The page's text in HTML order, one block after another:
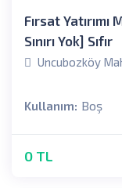
Fırsat
Sınırı Yok] Sıfır
Uncubozköy
Kullanım: Boş
0 TL